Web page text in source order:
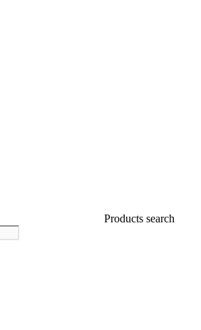
Products search